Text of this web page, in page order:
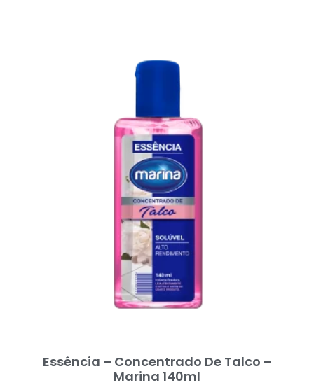
Essência – Concentrado De Talco –
Marina 140ml